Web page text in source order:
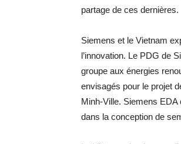
partage de ces dernières.
Siemens et le Vietnam
l’innovation. Le PDG de
groupe aux énergies
envisagés pour le projet
Minh-Ville. Siemens EDA
dans la conception de